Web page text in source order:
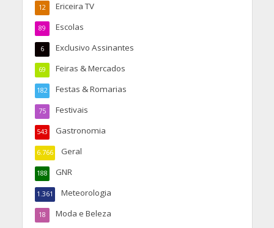
Ericeira TV
12
Escolas
89
Exclusivo Assinantes
6
Feiras & Mercados
69
Festas & Romarias
182
Festivais
75
Gastronomia
543
Geral
6.766
GNR
188
Meteorologia
1.361
Moda e Beleza
18